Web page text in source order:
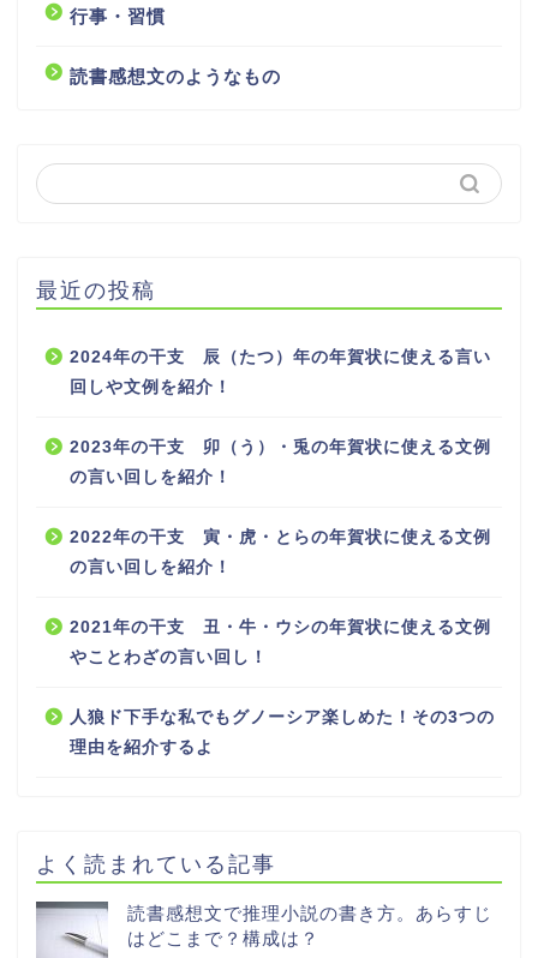
行事・習慣
読書感想文のようなもの
最近の投稿
2024年の干支 辰（たつ）年の年賀状に使える言い
回しや文例を紹介！
2023年の干支 卯（う）・兎の年賀状に使える文例
の言い回しを紹介！
2022年の干支 寅・虎・とらの年賀状に使える文例
の言い回しを紹介！
2021年の干支 丑・牛・ウシの年賀状に使える文例
やことわざの言い回し！
人狼ド下手な私でもグノーシア楽しめた！その3つの
理由を紹介するよ
よく読まれている記事
読書感想文で推理小説の書き方。あらすじ
はどこまで？構成は？